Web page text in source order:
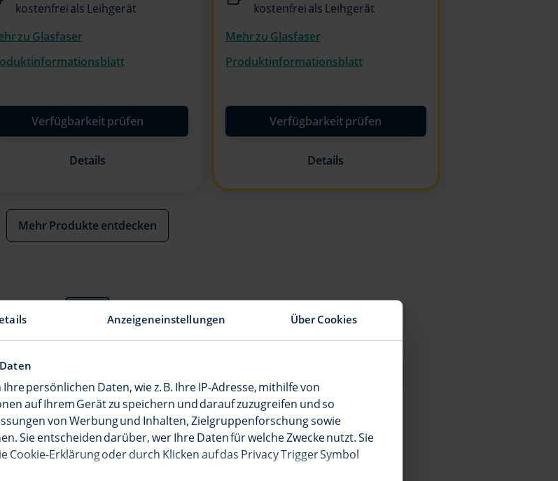
Anzeigeneinstellungen Über Cookies
persönlichen Daten, wie z. B. Ihre IP-Adresse, mithilfe von
auf Ihrem Gerät zu speichern und darauf zuzugreifen und so
von Werbung und Inhalten, Zielgruppenforschung sowie
Sie entscheiden darüber, wer Ihre Daten für welche Zwecke nutzt. Sie
Cookie-Erklärung oder durch Klicken auf das Privacy Trigger Symbol
kostenfrei als Leihgerät
zu Glasfaser
Verfügbarkeit prüfen
Details
kostenfrei als Leihgerät
Mehr zu Glasfaser
Produktinformationsblatt
Verfügbarkeit prüfen
Details
Mehr Produkte entdecken
Alles von T bis V
für hochauflösendes Home-Entertainment.
TV Basispaket